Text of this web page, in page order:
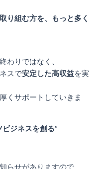
り組む方を、もっと多く
わりではなく、
スで安定した高収益を実
くサポートしていきま
ジネスを創る“
らせがありますので、